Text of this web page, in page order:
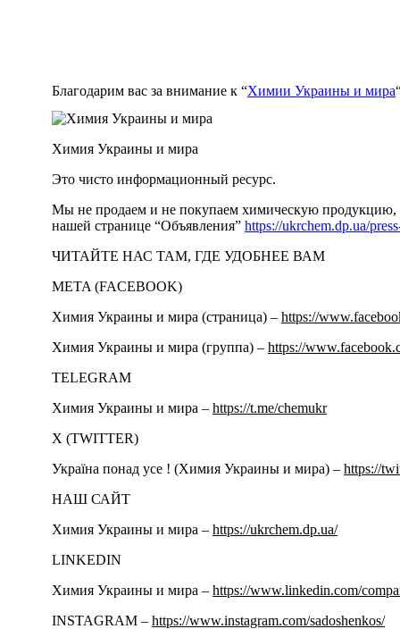
Благодарим вас за внимание к “Химии Украины и мира
Химия Украины и мира
Это чисто информационный ресурс.
Мы не продаем и не покупаем химическую продукцию,
нашей странице “Объявления” https://ukrchem.dp.ua/
ЧИТАЙТЕ НАС ТАМ, ГДЕ УДОБНЕЕ ВАМ
META (FACEBOOK)
Химия Украины и мира (страница) – https://
Химия Украины и мира (группа) – https://
TELEGRAM
Химия Украины и мира – https://t.me/chemukr
Х (TWITTER)
Україна понад усе ! (Химия Украины и мира) – https://
НАШ САЙТ
Химия Украины и мира – https://ukrchem.dp.ua/
LINKEDIN
Химия Украины и мира – https://www.linkedin.com/
INSTAGRAM – https://www.instagram.com/sadoshenkos/